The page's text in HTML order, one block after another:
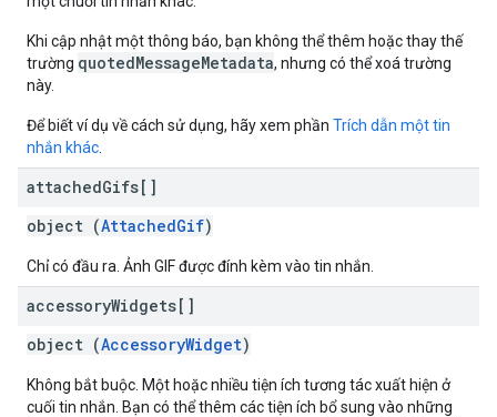
Khi cập nhật một thông báo, bạn không thể thêm hoặc thay thế
trường quotedMessageMetadata, nhưng có thể xoá trường
này.
Để biết ví dụ về cách sử dụng, hãy xem phần Trích dẫn một tin
nhắn khác
attachedGifs[]
object (AttachedGif)
Chỉ có đầu ra. Ảnh GIF được đính kèm vào tin nhắn.
accessoryWidgets[]
object (AccessoryWidget)
Không bắt buộc. Một hoặc nhiều tiện ích tương tác xuất hiện ở
cuối tin nhắn. Bạn có thể thêm các tiện ích bổ sung vào những